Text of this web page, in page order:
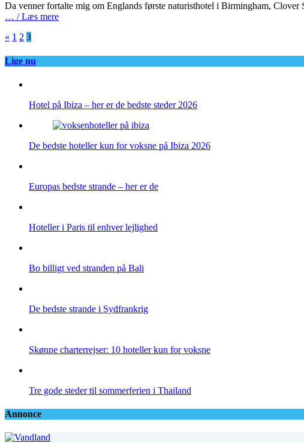
Da venner fortalte mig om Englands første naturisthotel i Birmingham,
… / Læs mere
Indlægsinddeling
« 1 2 3
Lige nu
Hotel på Ibiza – her er de bedste steder 2026
De bedste hoteller kun for voksne på Ibiza 2026
Europas bedste strande – her er de
Hoteller i Paris til enhver lejlighed
Bo billigt ved stranden på Bali
De bedste strande i Sydfrankrig
Skønne charterrejser: 10 hoteller kun for voksne
Tre gode steder til sommerferien i Thailand
Annonce